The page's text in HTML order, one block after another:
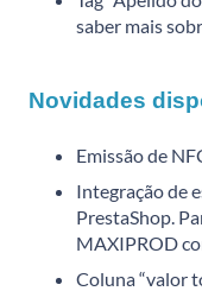
saber mais
Novidades
Emissão de
Integração de
PrestaShop.
MAXIPROD
Coluna “valor